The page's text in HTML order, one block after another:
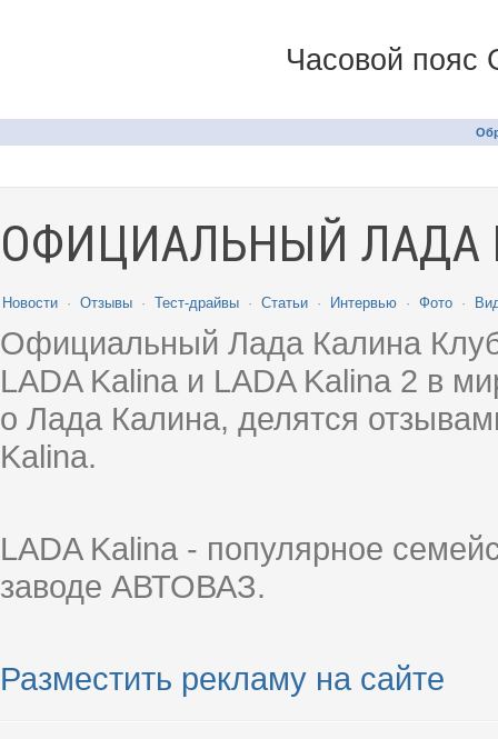
Часовой пояс
ОФИЦИАЛЬНЫЙ ЛАДА
Новости · Отзывы · Тест-драйвы · Статьи · Интервью · Фото ·
Официальный Лада Калина
LADA Kalina и LADA Kalina 2 в
о Лада Калина, делятся
Kalina.
LADA Kalina - популярное
заводе АВТОВАЗ.
Разместить рекламу на сайте